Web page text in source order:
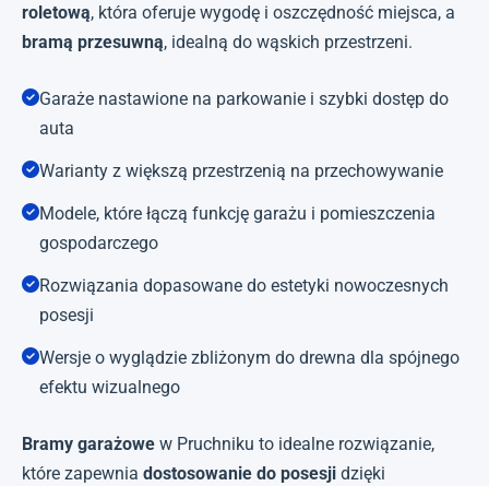
roletową, która oferuje wygodę i oszczędność miejsca, a
bramą przesuwną, idealną do wąskich przestrzeni.
Garaże nastawione na parkowanie i szybki dostęp do
auta
Warianty z większą przestrzenią na przechowywanie
Modele, które łączą funkcję garażu i pomieszczenia
gospodarczego
Rozwiązania dopasowane do estetyki nowoczesnych
posesji
Wersje o wyglądzie zbliżonym do drewna dla spójnego
efektu wizualnego
Bramy garażowe w Pruchniku to idealne rozwiązanie,
które zapewnia dostosowanie do posesji dzięki